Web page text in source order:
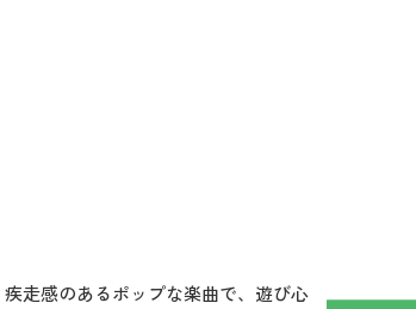
疾走感のあるポップな楽曲で、遊び心